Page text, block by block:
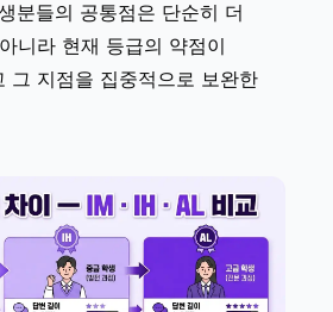
분들의 공통점은 단순히 더
니라 현재 등급의 약점이
그 지점을 집중적으로 보완한